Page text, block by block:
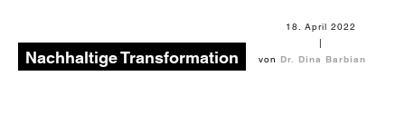
Nachhaltige Transformation
18. April 2022
|
von Dr. Dina Barbian